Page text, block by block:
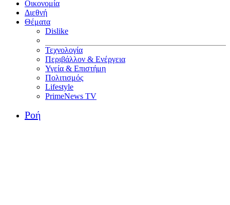
Οικονομία
Διεθνή
Θέματα
Dislike
Τεχνολογία
Περιβάλλον & Ενέργεια
Υγεία & Επιστήμη
Πολιτισμός
Lifestyle
PrimeNews TV
Ροή